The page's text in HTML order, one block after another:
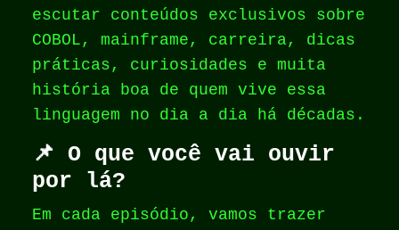
escutar conteúdos exclusivos sobre
COBOL, mainframe, carreira, dicas
práticas, curiosidades e muita
história boa de quem vive essa
linguagem no dia a dia há décadas.
📌 O que você vai ouvir
por lá?
Em cada episódio, vamos trazer